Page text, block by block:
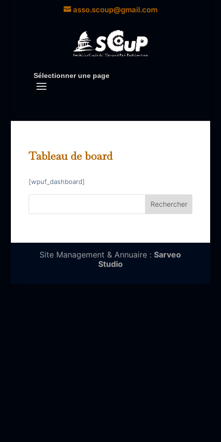
asso.scoup@gmail.com
Sélectionner une page
Tableau de board
[wpuf_dashboard]
Site Management & Annuaire :Sarveo
Studio